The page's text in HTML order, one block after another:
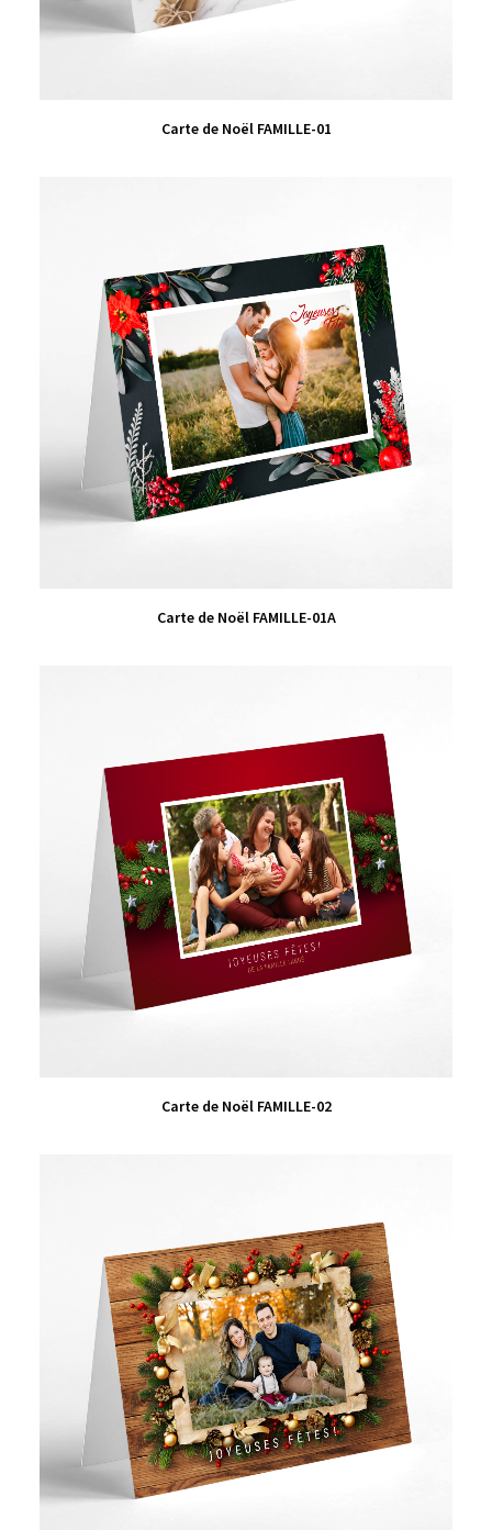
VIEW PRODUCT
Carte de Noël FAMILLE-01
VIEW PRODUCT
Carte de Noël FAMILLE-01A
VIEW PRODUCT
Carte de Noël FAMILLE-02